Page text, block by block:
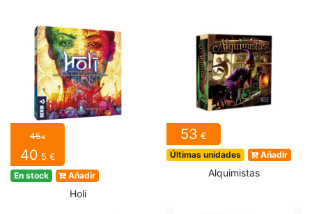
45€
40.5 €
En stock Añadir
Holi
53 €
Últimas unidades Añadir
Alquimistas